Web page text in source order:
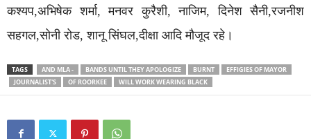
कश्यप,अभिषेक शर्मा, मनवर कुरैशी, नाजिम, दिनेश सैनी,रजनीश
सहगल,सोनी रोड, शानू सिंघल,दीक्षा आदि मौजूद रहे।
TAGS AND MLA - BANDS UNTIL THEY APOLOGIZE BURNT
EFFIGIES OF MAYOR
JOURNALIST'S
OF ROORKEE WILL WORK WEARING BLACK